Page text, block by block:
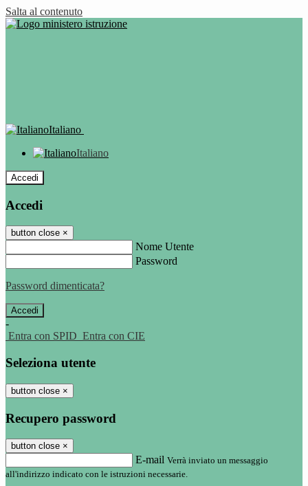
Salta al contenuto
Italiano
Italiano
Accedi
Accedi
button close ×
Nome Utente
Password
Password dimenticata?
-
Entra con SPID Entra con CIE
Seleziona utente
button close ×
Recupero password
button close ×
E-mail Verrà inviato un messaggio
all'indirizzo indicato con le istruzioni necessarie.